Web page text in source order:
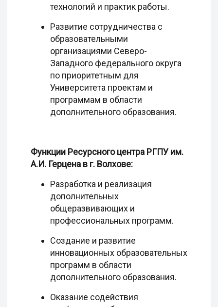
технологий и практик работы.
Развитие сотрудничества с
образовательными
организациями Северо-
Западного федерального округа
по приоритетным для
Университета проектам и
программам в области
дополнительного образования.
Функции Ресурсного центра РГПУ им.
А.И. Герцена в г. Волхове:
Разработка и реализация
дополнительных
общеразвивающих и
профессиональных программ.
Создание и развитие
инновационных образовательных
программ в области
дополнительного образования.
Оказание содействия